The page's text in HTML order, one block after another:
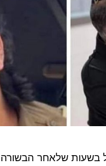
שלאחר הבשורה